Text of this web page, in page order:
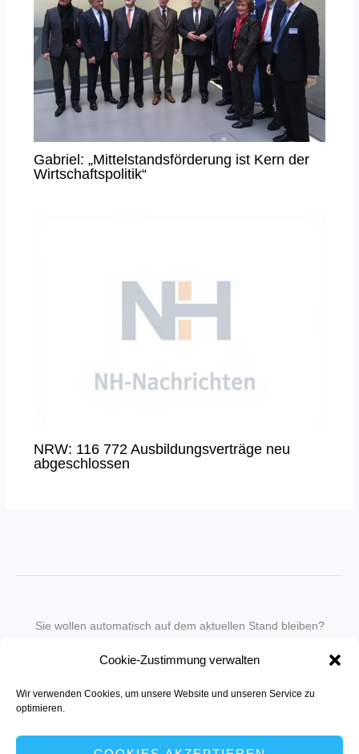
Cookie-Zustimmung verwalten
Wir verwenden Cookies, um unsere Website und unseren Service zu
optimieren.
Gabriel: „Mittelstandsförderung ist Kern der
Wirtschaftspolitik“
NRW: 116 772 Ausbildungsverträge neu
abgeschlossen
Sie wollen automatisch auf dem aktuellen Stand bleiben?
in unseren Newsletter-Service auf.
Senden Sie für ein Angebot einfach eine